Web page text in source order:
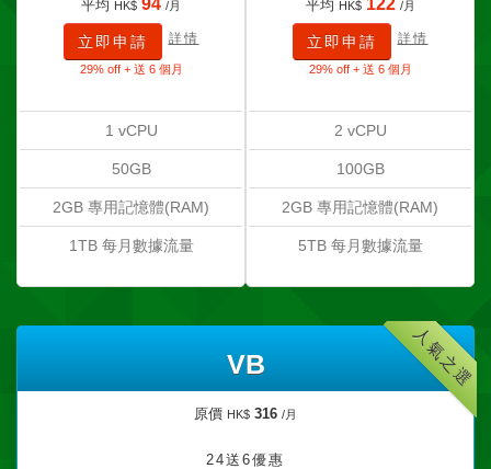
平均 HK$ /月
立即申請 詳情
29% off + 送 6 個月
1 vCPU
50GB
2GB 專用記憶體(RAM)
1TB 每月數據流量
平均 HK$ /月
立即申請 詳情
29% off + 送 6 個月
2 vCPU
100GB
2GB 專用記憶體(RAM)
5TB 每月數據流量
人氣之選
VB
原價 HK$ 316 /月
24送6優惠